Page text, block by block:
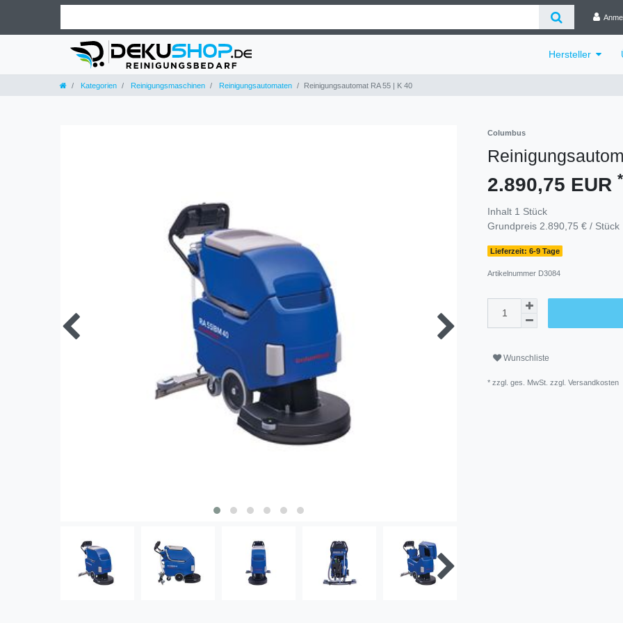
Hersteller
Kategorien Reinigungsmaschinen Reinigungsautomaten Reinigungsautomat RA 55 | K 40
Columbus
2.890,75 EUR *
Inhalt 1 Stück
Grundpreis 2.890,75 € / Stück
Lieferzeit: 6-9 Tage
Artikelnummer D3084
Wunschliste
* zzgl. ges. MwSt. zzgl. Versandkosten